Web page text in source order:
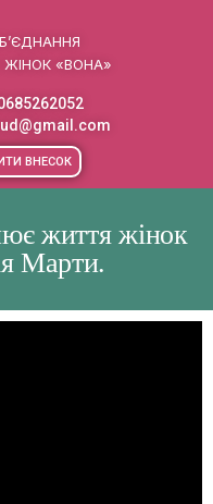
«ВОНА»
ВНЕСОК
життя жінок
Марти.